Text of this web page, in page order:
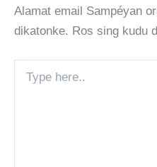
Alamat email Sampéyan
dikatonke. Ros sing kudu
here..